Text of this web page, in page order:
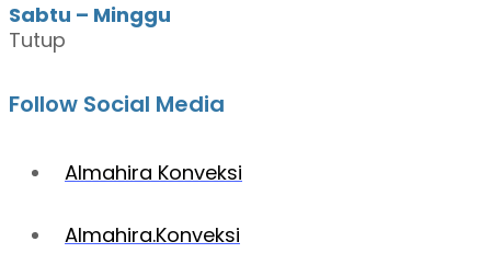
Sabtu – Minggu
Tutup
Follow Social Media
Almahira Konveksi
Almahira.Konveksi